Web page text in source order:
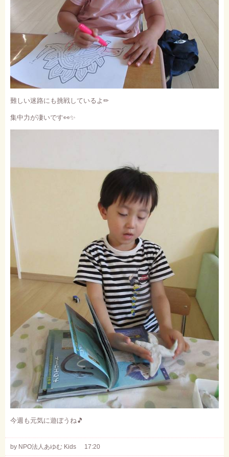
難しい迷路にも挑戦しているよ ✏
集中力が凄いです👀✨
今週も元気に遊ぼうね 🎵
by NPO法人あゆむ Kids 17:20